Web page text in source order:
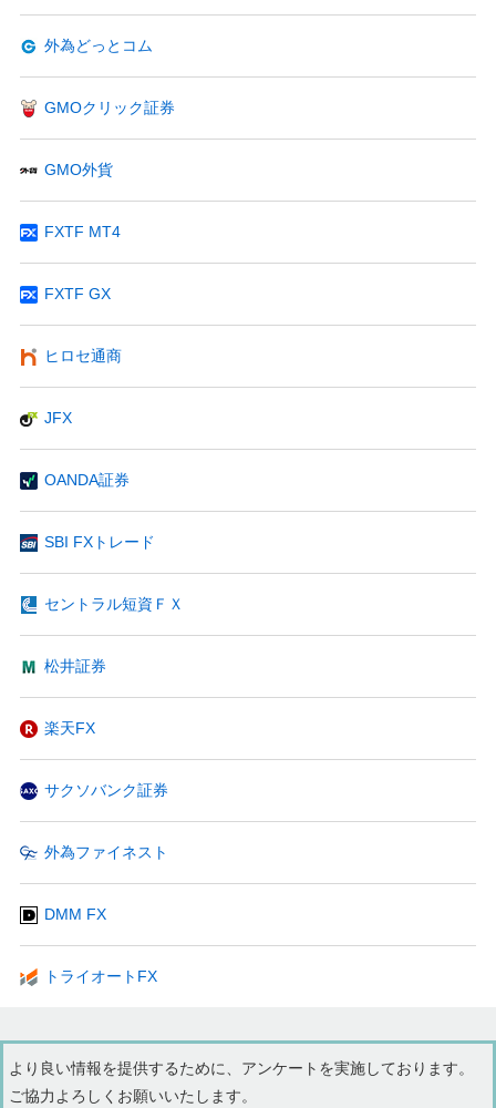
外為どっとコム
GMOクリック証券
GMO外貨
FXTF MT4
FXTF GX
ヒロセ通商
JFX
OANDA証券
SBI FXトレード
セントラル短資ＦＸ
松井証券
楽天FX
サクソバンク証券
外為ファイネスト
DMM FX
トライオートFX
より良い情報を提供するために、アンケートを実施しております。
ご協力よろしくお願いいたします。